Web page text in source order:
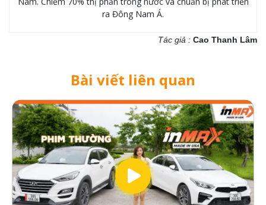
ra Đông Nam Á.
Tác giả : Cao Thanh Lâm
Bài viết liên quan